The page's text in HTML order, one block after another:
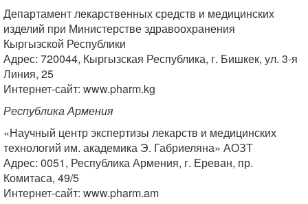
Департамент лекарственных средств и медицинских
изделий при Министерстве здравоохранения
Кыргызской Республики
Адрес: 720044, Кыргызская Республика, г. Бишкек, ул. 3-я
Линия, 25
Интернет-сайт: www.pharm.kg
Республика Армения
«Научный центр экспертизы лекарств и медицинских
технологий им. академика Э. Габриеляна» АОЗТ
Адрес: 0051, Республика Армения, г. Ереван, пр.
Комитаса, 49/5
Интернет-сайт: www.pharm.am